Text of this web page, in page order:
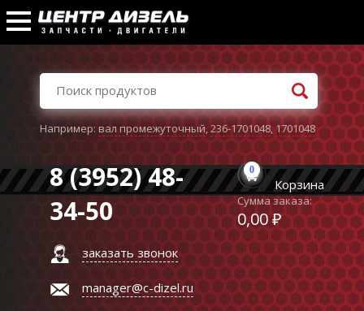
Например:вал промежуточный,236-1701048,1701048
8 (3952) 48-
34-50
заказать звонок
manager@c-dizel.ru
0
Корзина
Сумма заказа:
0,00 ₽